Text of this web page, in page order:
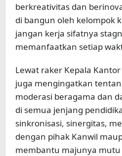
berkreativitas dan
di bangun oleh kelompok
jangan kerja sifatnya
memanfaatkan setiap
Lewat raker Kepala
juga mengingatkan
moderasi beragama dan
di semua jenjang
sinkronisasi, sinergitas,
dengan pihak Kanwil
membantu majunya mutu